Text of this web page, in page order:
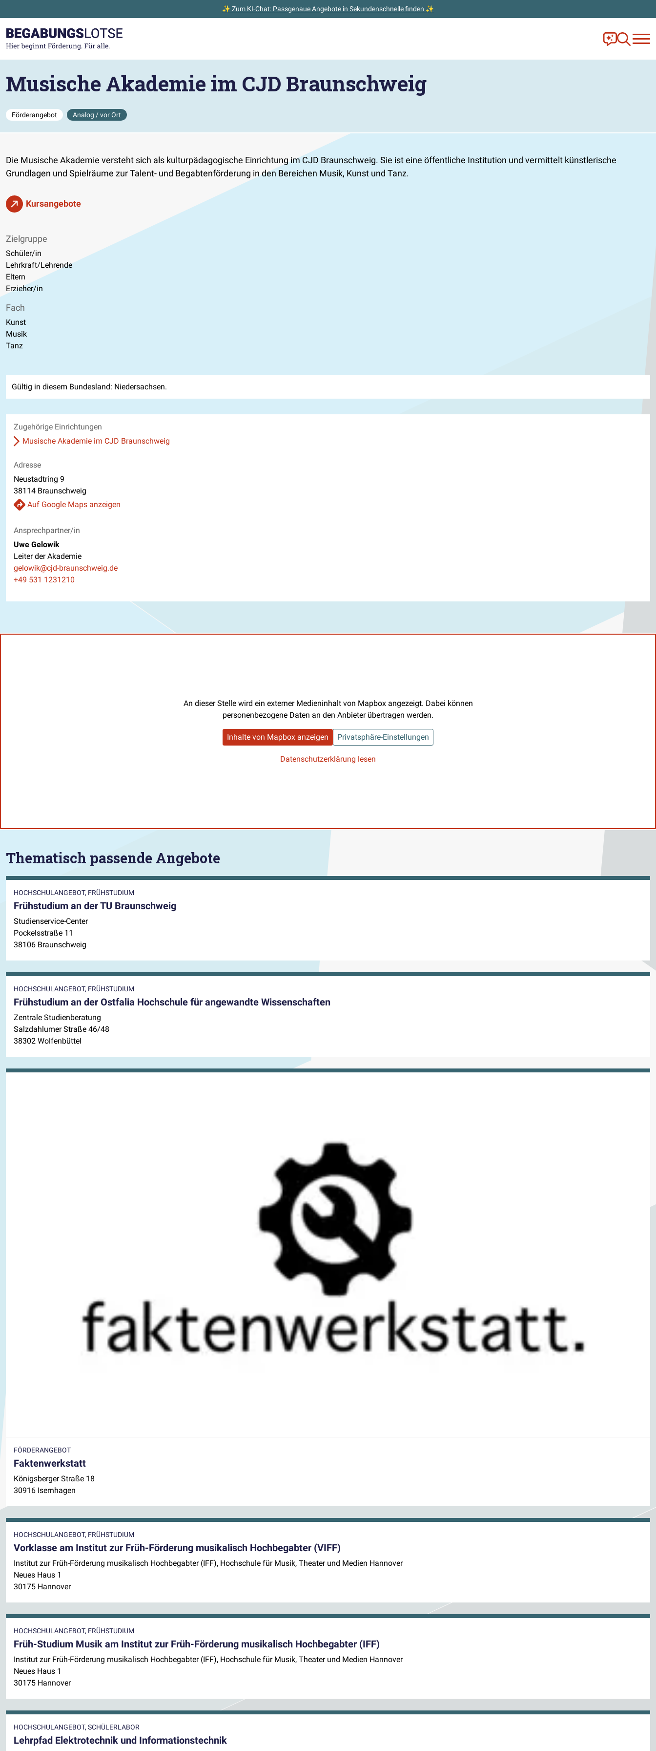
✨ Zum KI-Chat: Passgenaue Angebote in Sekundenschnelle finden ✨
Zur Startseite gehen
Frag Ella!
Zur
Musische Akademie im CJD Braunschweig
Förderangebot Analog / vor Ort
Die Musische Akademie versteht sich als kulturpädagogische Einrichtung im CJD Braunschweig. Sie ist eine öffentliche Institution und vermittelt künstlerische
Grundlagen und Spielräume zur Talent- und Begabtenförderung in den Bereichen Musik, Kunst und Tanz.
Kursangebote
Zielgruppe
Schüler/in
Lehrkraft/Lehrende
Eltern
Erzieher/in
Fach
Kunst
Musik
Tanz
Gültig in diesem Bundesland: Niedersachsen.
Zugehörige Einrichtungen
Musische Akademie im CJD Braunschweig
Adresse
Neustadtring 9
38114 Braunschweig
Auf Google Maps anzeigen
Ansprechpartner/in
Uwe Gelowik
Leiter der Akademie
E-Mail
gelowik@cjd-braunschweig.de
Telefon
+49 531 1231210
An dieser Stelle wird ein externer Medieninhalt von Mapbox angezeigt. Dabei können
personenbezogene Daten an den Anbieter übertragen werden.
Inhalte von Mapbox anzeigen Privatsphäre-Einstellungen
Datenschutzerklärung lesen
Thematisch passende Angebote
HOCHSCHULANGEBOT, FRÜHSTUDIUM
Frühstudium an der TU Braunschweig
Studienservice-Center
Pockelsstraße 11
38106 Braunschweig
HOCHSCHULANGEBOT, FRÜHSTUDIUM
Frühstudium an der Ostfalia Hochschule für angewandte Wissenschaften
Zentrale Studienberatung
Salzdahlumer Straße 46/48
38302 Wolfenbüttel
FÖRDERANGEBOT
Faktenwerkstatt
Königsberger Straße 18
30916 Isernhagen
HOCHSCHULANGEBOT, FRÜHSTUDIUM
Vorklasse am Institut zur Früh-Förderung musikalisch Hochbegabter (VIFF)
Institut zur Früh-Förderung musikalisch Hochbegabter (IFF), Hochschule für Musik, Theater und Medien Hannover
Neues Haus 1
30175 Hannover
HOCHSCHULANGEBOT, FRÜHSTUDIUM
Früh-Studium Musik am Institut zur Früh-Förderung musikalisch Hochbegabter (IFF)
Institut zur Früh-Förderung musikalisch Hochbegabter (IFF), Hochschule für Musik, Theater und Medien Hannover
Neues Haus 1
30175 Hannover
HOCHSCHULANGEBOT, SCHÜLERLABOR
Lehrpfad Elektrotechnik und Informationstechnik